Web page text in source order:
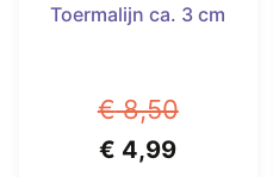
Toermalijn ca. 3 cm
€8,50
Oorspronkelijke
€ 4,99Huidige